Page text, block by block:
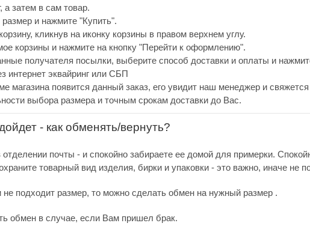
а затем в сам товар.
и нажмите "Купить".
кликнув на иконку корзины в правом верхнем углу.
корзины и нажмите на кнопку "Перейти к оформлению".
получателя посылки, выберите способ доставки и оплаты и
интернет эквайринг или СБП
магазина появится данный заказ, его увидит наш менеджер и
выбора размера и точным срокам доставки до Вас.
- как обменять/вернуть?
почты - и спокойно забираете ее домой для примерки.
товарный вид изделия, бирки и упаковки - это важно, иначе не
подходит размер, то можно сделать обмен на нужный размер .
обмен в случае, если Вам пришел брак.